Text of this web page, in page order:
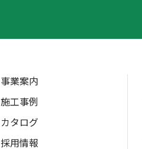
事業案内
施工事例
カタログ
採用情報